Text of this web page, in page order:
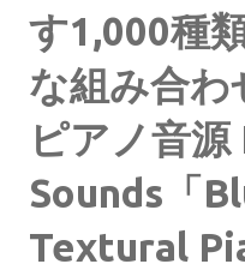
す1,000種
な組み合わ
ピアノ音
Sounds「
Textural